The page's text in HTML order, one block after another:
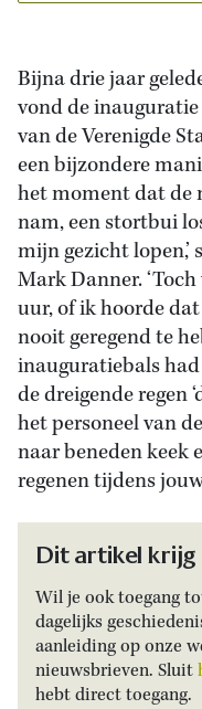
Bijna drie jaar
vond de
van de Verenigde
een bijzondere
het moment dat de
nam, een stortbui
mijn gezicht lopen,’
Mark Danner.
uur, of ik hoorde
nooit geregend te
inauguratiebals
de dreigende regen
het personeel van
naar beneden keek
regenen tijdens
Dit artikel krijg
Wil je ook toegang
dagelijks
aanleiding op onze
nieuwsbrieven. Sluit
hebt direct toegang.